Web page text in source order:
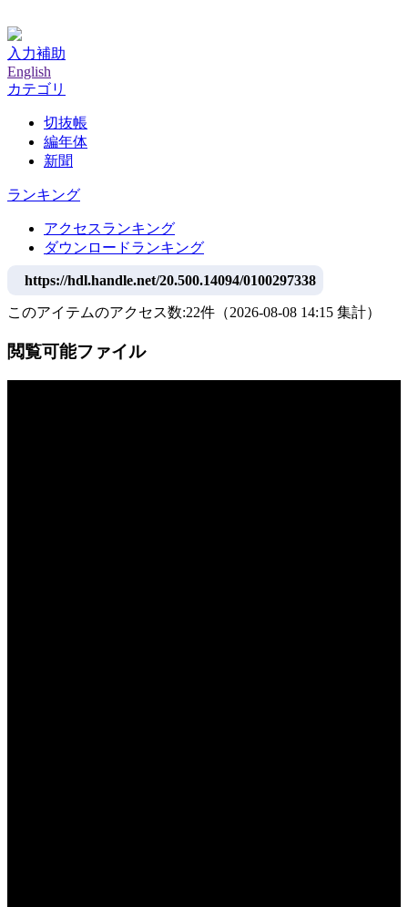
入力補助
English
カテゴリ
切抜帳
編年体
新聞
ランキング
アクセスランキング
ダウンロードランキング
https://hdl.handle.net/20.500.14094/0100297338
このアイテムのアクセス数:22件 （2026-08-08 14:15 集計）
閲覧可能ファイル